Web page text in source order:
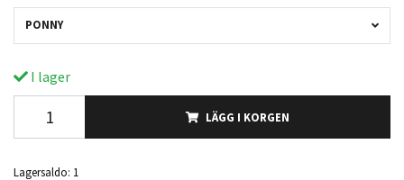
PONNY
I lager
LÄGG I KORGEN
Lagersaldo: 1